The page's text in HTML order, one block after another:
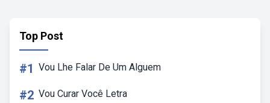
Top Post
#1 Vou Lhe Falar De Um Alguem
#2 Vou Curar Você Letra